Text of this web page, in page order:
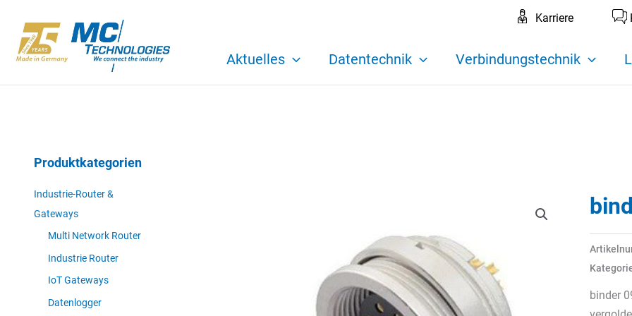
Inhalt
springen
Karriere
Aktuelles Datentechnik Verbindungstechnik
Produktkategorien
Industrie-Router &
Gateways
Multi Network Router
Industrie Router
IoT Gateways
Datenlogger
binder